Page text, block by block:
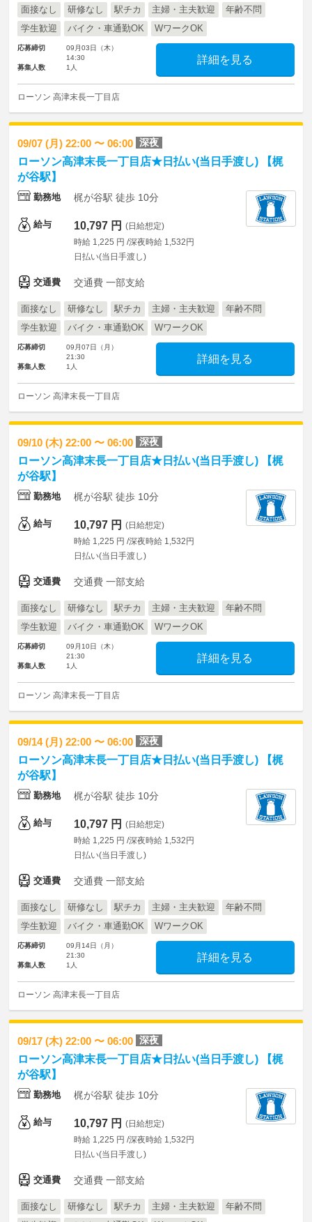
面接なし 研修なし 駅チカ 主婦・主夫歓迎
年齢不問
学生歓迎
バイク・車通勤OK WワークOK
応募締切
09月03日（木）
14:30
募集人数
1人
詳細を見る
ローソン 高津末長一丁目店
09/07 (月) 22:00 〜 06:00 深夜
ローソン高津末長一丁目店★日払い(当日手渡し) 【梶
が谷駅】
勤務地 梶が谷駅 徒歩 10分
給与 10,797 円 (日給想定)
時給 1,225 円 /深夜時給 1,532円
日払い(当日手渡し)
交通費 交通費 一部支給
面接なし 研修なし 駅チカ 主婦・主夫歓迎
年齢不問
学生歓迎
バイク・車通勤OK WワークOK
応募締切
09月07日（月）
21:30
募集人数
1人
詳細を見る
ローソン 高津末長一丁目店
09/10 (木) 22:00 〜 06:00 深夜
ローソン高津末長一丁目店★日払い(当日手渡し) 【梶
が谷駅】
勤務地 梶が谷駅 徒歩 10分
給与 10,797 円 (日給想定)
時給 1,225 円 /深夜時給 1,532円
日払い(当日手渡し)
交通費 交通費 一部支給
面接なし 研修なし 駅チカ 主婦・主夫歓迎
年齢不問
学生歓迎
バイク・車通勤OK WワークOK
応募締切
09月10日（木）
21:30
募集人数
1人
詳細を見る
ローソン 高津末長一丁目店
09/14 (月) 22:00 〜 06:00 深夜
ローソン高津末長一丁目店★日払い(当日手渡し) 【梶
が谷駅】
勤務地 梶が谷駅 徒歩 10分
給与 10,797 円 (日給想定)
時給 1,225 円 /深夜時給 1,532円
日払い(当日手渡し)
交通費 交通費 一部支給
面接なし 研修なし 駅チカ 主婦・主夫歓迎
年齢不問
学生歓迎
バイク・車通勤OK WワークOK
応募締切
09月14日（月）
21:30
募集人数
1人
詳細を見る
ローソン 高津末長一丁目店
09/17 (木) 22:00 〜 06:00 深夜
ローソン高津末長一丁目店★日払い(当日手渡し) 【梶
が谷駅】
勤務地 梶が谷駅 徒歩 10分
給与 10,797 円 (日給想定)
時給 1,225 円 /深夜時給 1,532円
日払い(当日手渡し)
交通費 交通費 一部支給
面接なし 研修なし 駅チカ 主婦・主夫歓迎
年齢不問